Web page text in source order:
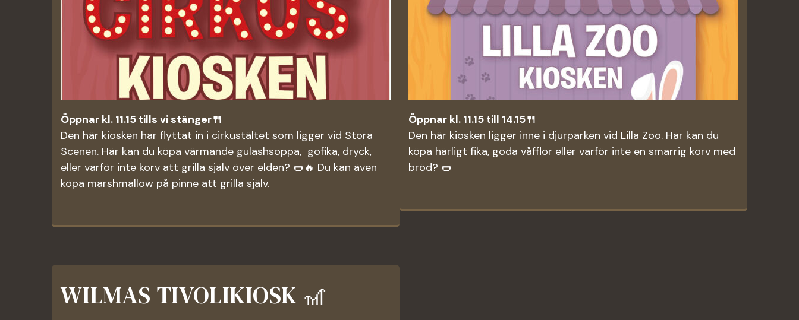
Öppnar kl. 11.15 tills vi stänger🍴
Den här kiosken har flyttat in i cirkustältet som ligger vid Stora
Scenen. Här kan du köpa värmande gulashsoppa, gofika, dryck,
eller varför inte korv att grilla själv över elden? 🌭🔥 Du kan även
köpa marshmallow på pinne att grilla själv.
Öppnar kl. 11.15 till 14.15🍴
Den här kiosken ligger inne i djurparken vid Lilla Zoo. Här kan du
köpa härligt fika, goda våfflor eller varför inte en smarrig korv med
bröd? 🌭
WILMAS TIVOLIKIOSK 🎢